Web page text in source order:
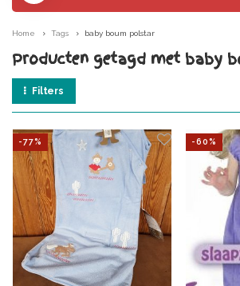
Home Tags baby boum polstar
Producten getagd met baby
Filters
-77% -60%